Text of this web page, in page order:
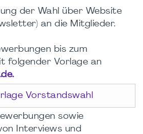
der Wahl über Website
an die Mitglieder.
bis zum
folgender Vorlage an
Vorstandswahl
sowie
Interviews und